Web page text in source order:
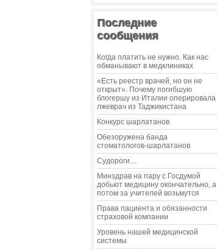
Последние
сообщения
Когда платить не нужно. Как нас
обманывают в медклиниках
«Есть реестр врачей, но он не
открыт». Почему погибшую
блогершу из Италии оперировала
лжеврач из Таджикистана
Конкурс шарлатанов
Обезоружена банда
стоматологов-шарлатанов
Судороги…
Минздрав на пару с Госдумой
добьют медицину окончательно, а
потом за учителей возьмутся
Права пациента и обязанности
страховой компании
Уровень нашей медицинской
системы